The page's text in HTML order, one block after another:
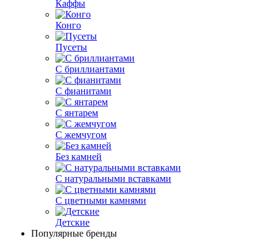
Каффы
Конго
Пусеты
С бриллиантами
С фианитами
С янтарем
С жемчугом
Без камней
С натуральными вставками
С цветными камнями
Детские
Популярные бренды